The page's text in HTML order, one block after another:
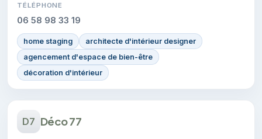
TÉLÉPHONE
06 58 98 33 19
home staging
architecte d'intérieur designer
agencement d'espace de bien-être
décoration d'intérieur
D7 Déco 77